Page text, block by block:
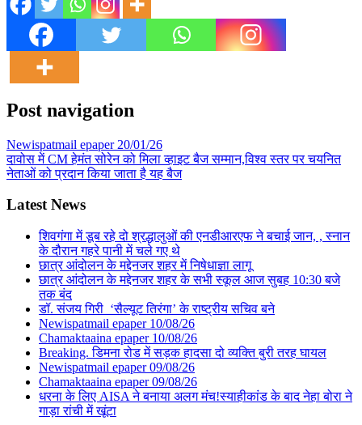
Post navigation
Newispatmail epaper 20/01/26
दावोस में CM हेमंत सोरेन को मिला व्हाइट बैज सम्मान,विश्व स्तर पर चयनित
नेताओं को प्रदान किया जाता है यह बैज
Latest News
शिवगंगा में डूब रहे दो श्रद्धालुओं की एनडीआरएफ ने बचाई जान, , स्नान
के दौरान गहरे पानी में चले गए थे
छात्र आंदोलन के मद्देनजर शहर में निषेधाज्ञा लागू
छात्र आंदोलन के मद्देनजर शहर के सभी स्कूल आज सुबह 10:30 बजे
तक बंद
डॉ. संजय गिरी ‘सैल्यूट तिरंगा’ के राष्ट्रीय सचिव बने
Newispatmail epaper 10/08/26
Chamaktaaina epaper 10/08/26
Breaking. डिमना रोड में सड़क हादसा दो व्यक्ति बुरी तरह घायल
Newispatmail epaper 09/08/26
Chamaktaaina epaper 09/08/26
धरना के लिए AISA ने बनाया अलग मंच!स्याहीकांड के बाद नेहा बोरा ने
गाड़ा रांची में खूंटा